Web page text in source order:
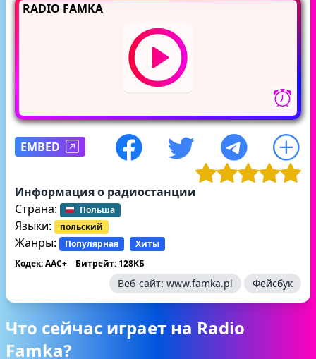
RADIO FAMKA
EMBED
Информация о радиостанции
Страна:
Польша
Языки: польский
Жанры: Популярная
Хиты
Кодек: AAC+
Битрейт: 128КБ
Веб-сайт: www.famka.pl Фейсбук
Что сейчас играет на Radio
Famka?